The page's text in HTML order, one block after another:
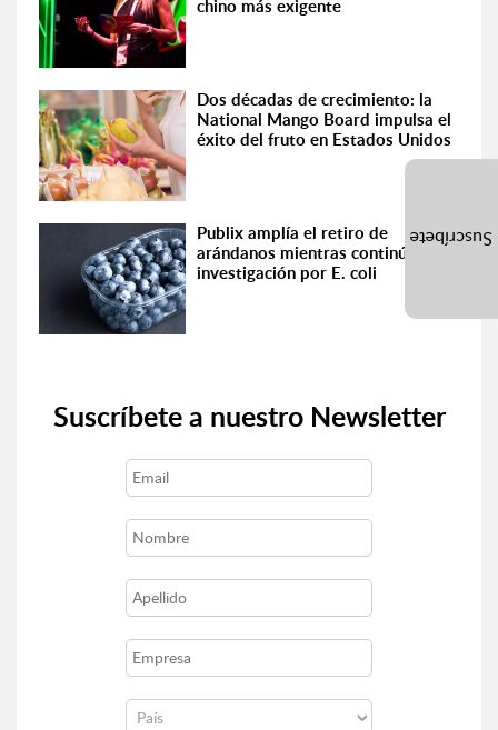
chino más exigente
Dos décadas de crecimiento: la
National Mango Board impulsa el
éxito del fruto en Estados Unidos
Publix amplía el retiro de
arándanos mientras continúa la
investigación por E. coli
Suscríbete a nuestro Newsletter
Suscríbete